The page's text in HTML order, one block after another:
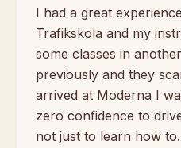
I had a great
Trafikskola and my
some classes in
previously and they
arrived at Moderna I
zero confidence to
not just to learn how